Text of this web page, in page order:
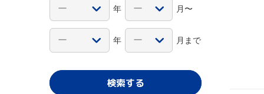
年 月〜
年 月まで
検索する